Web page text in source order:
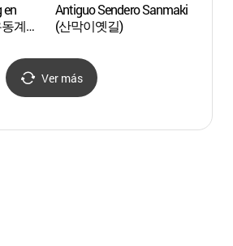
en
계곡
Antiguo Sendero Sanmaki
(산막이옛길)
Ver más